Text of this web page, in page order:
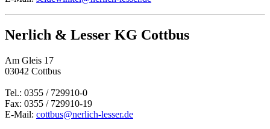
Nerlich & Lesser KG Cottbus
Am Gleis 17
03042 Cottbus
Tel.: 0355 / 729910-0
Fax: 0355 / 729910-19
E-Mail: cottbus@nerlich-lesser.de